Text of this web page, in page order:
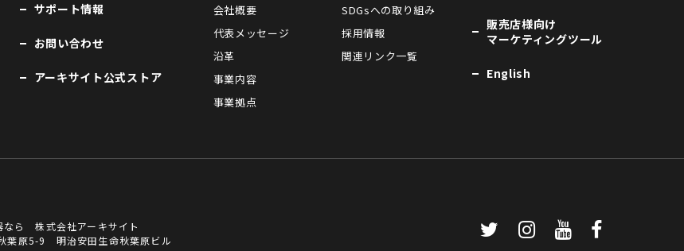
サポート情報
お問い合わせ
アーキサイト公式ストア
会社概要
代表メッセージ
沿革
事業内容
事業拠点
SDGsへの取り組み
採用情報
関連リンク一覧
販売店様向け
マーケティングツール
English
なら 株式会社アーキサイト
原5-9 明治安田生命秋葉原ビル